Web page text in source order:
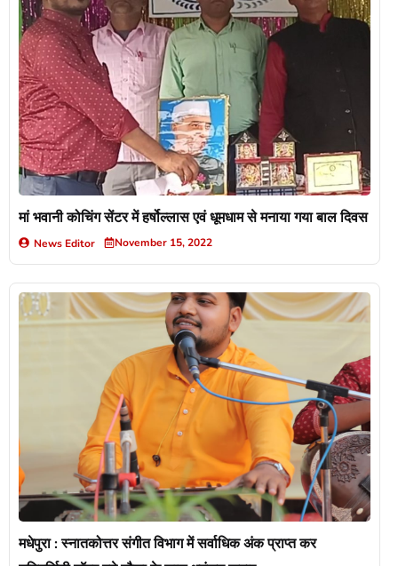
मां भवानी कोचिंग सेंटर में हर्षोल्लास एवं धूमधाम से मनाया गया बाल दिवस
News Editor November 15, 2022
मधेपुरा : स्नातकोत्तर संगीत विभाग में सर्वाधिक अंक प्राप्त कर